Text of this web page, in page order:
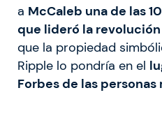
a McCaleb una de las
que lideró la
que la propiedad
Ripple lo pondría en el
Forbes de las